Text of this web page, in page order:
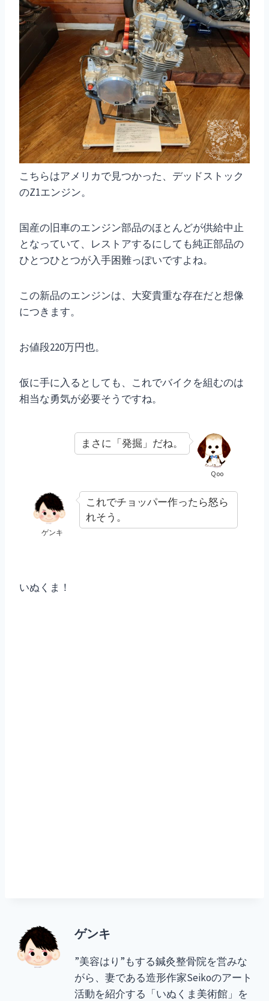
こちらはアメリカで見つかった、デッドストック
のZ1エンジン。
国産の旧車のエンジン部品のほとんどが供給中止
となっていて、レストアするにしても純正部品の
ひとつひとつが入手困難っぽいですよね。
この新品のエンジンは、大変貴重な存在だと想像
につきます。
お値段220万円也。
仮に手に入るとしても、これでバイクを組むのは
相当な勇気が必要そうですね。
Qoo
まさに「発掘」だね。
ゲンキ
これでチョッパー作ったら怒ら
れそう。
いぬくま！
ゲンキ
”美容はり”もする鍼灸整骨院を営みな
がら、妻である造形作家Seikoのアート
活動を紹介する「いぬくま美術館」を